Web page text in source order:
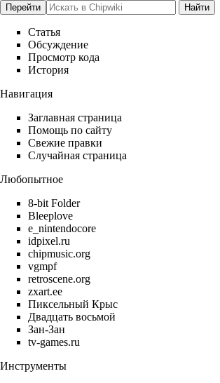
Статья
Обсуждение
Просмотр кода
История
Навигация
Заглавная страница
Помощь по сайту
Свежие правки
Случайная страница
Любопытное
8-bit Folder
Bleeplove
e_nintendocore
idpixel.ru
chipmusic.org
vgmpf
retroscene.org
zxart.ee
Пиксельный Крыс
Двадцать восьмой
Зан-Зан
tv-games.ru
Инструменты